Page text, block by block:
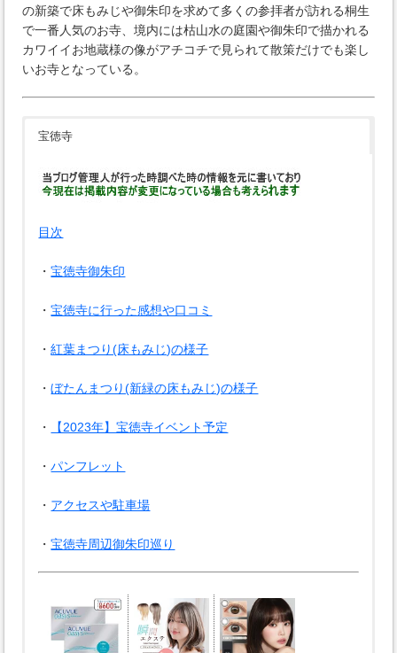
の新築で床もみじや御朱印を求めて多くの参拝者が訪れる桐生
で一番人気のお寺、境内には枯山水の庭園や御朱印で描かれる
カワイイお地蔵様の像がアチコチで見られて散策だけでも楽し
いお寺となっている。
宝徳寺
目次
・宝徳寺御朱印
・宝徳寺に行った感想や口コミ
・紅葉まつり(床もみじ)の様子
・ぼたんまつり(新緑の床もみじ)の様子
・ 【2023年】宝徳寺イベント予定
・パンフレット
・ アクセスや駐車場
・宝徳寺周辺御朱印巡り